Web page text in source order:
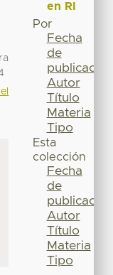
en RI
Por
Fecha
de
publicación
Autor
Título
Materia
Tipo
Esta
colección
Fecha
de
publicación
Autor
Título
Materia
Tipo